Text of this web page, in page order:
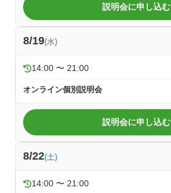
説明会に申し込む
8/19(水)
14:00 〜 21:00
オンライン個別説明会
説明会に申し込む
8/22(土)
14:00 〜 21:00